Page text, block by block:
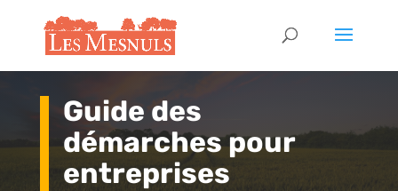
Guide des
démarches pour
entreprises